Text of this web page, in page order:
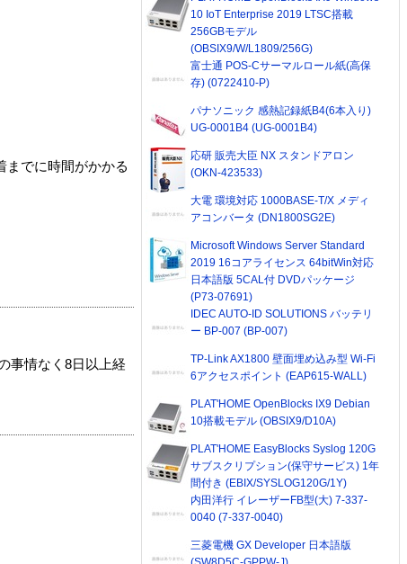
までに時間がかかる
事情なく8日以上経
10 IoT Enterprise 2019 LTSC搭載
256GBモデル
(OBSIX9/W/L1809/256G)
富士通 POS-Cサーマルロール紙(高保
存) (0722410-P)
パナソニック 感熱記録紙B4(6本入り)
UG-0001B4 (UG-0001B4)
応研 販売大臣 NX スタンドアロン
(OKN-423533)
大電 環境対応 1000BASE-T/X メディ
アコンバータ (DN1800SG2E)
Microsoft Windows Server Standard
2019 16コアライセンス 64bitWin対応
日本語版 5CAL付 DVDパッケージ
(P73-07691)
IDEC AUTO-ID SOLUTIONS バッテリ
ー BP-007 (BP-007)
TP-Link AX1800 壁面埋め込み型 Wi-Fi
6アクセスポイント (EAP615-WALL)
PLAT'HOME OpenBlocks IX9 Debian
10搭載モデル (OBSIX9/D10A)
PLAT'HOME EasyBlocks Syslog 120G
サブスクリプション(保守サービス) 1年
間付き (EBIX/SYSLOG120G/1Y)
内田洋行 イレーザーFB型(大) 7-337-
0040 (7-337-0040)
三菱電機 GX Developer 日本語版